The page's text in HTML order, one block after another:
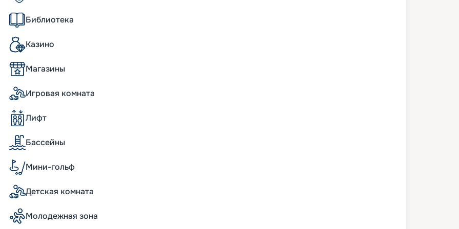
9-метровая светодиодная
кораблей даже своим размером: он
спокойно разместить
времяпровождения.
рестораны в прогулочной
или ужином, любуясь бескрайними
корме судна и новое двухуровневое
комфортное размещение. Для
развлечений в расширенной детской
на верхних палубах корабль
гардеробными, два шикарных сьюта с
для загара.
и MSC Seashore! Насладитесь
Библиотека
Казино
Магазины
Игровая комната
Лифт
Бассейны
Мини-гольф
Детская комната
Молодежная зона